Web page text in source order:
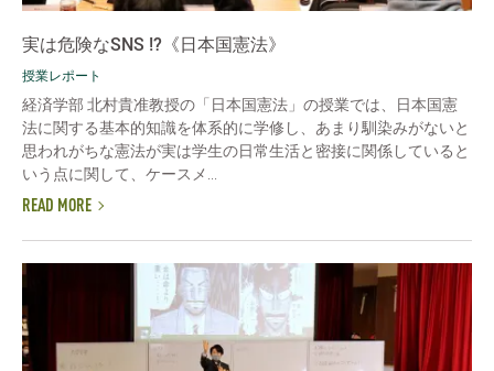
実は危険なSNS !?《日本国憲法》
授業レポート
経済学部 北村貴准教授の「日本国憲法」の授業では、日本国憲
法に関する基本的知識を体系的に学修し、あまり馴染みがないと
思われがちな憲法が実は学生の日常生活と密接に関係していると
いう点に関して、ケースメ...
READ MORE